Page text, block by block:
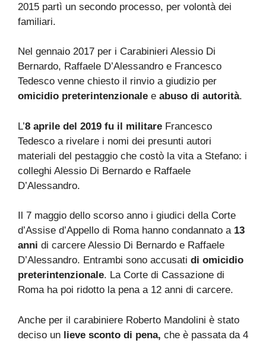
2015 partì un secondo processo, per volontà dei
familiari.
Nel gennaio 2017 per i Carabinieri Alessio Di
Bernardo, Raffaele D’Alessandro e Francesco
Tedesco venne chiesto il rinvio a giudizio per
omicidio preterintenzionale e abuso di autorità.
L’8 aprile del 2019 fu il militare Francesco
Tedesco a rivelare i nomi dei presunti autori
materiali del pestaggio che costò la vita a Stefano: i
colleghi Alessio Di Bernardo e Raffaele
D’Alessandro.
Il 7 maggio dello scorso anno i giudici della Corte
d’Assise d’Appello di Roma hanno condannato a 13
anni di carcere Alessio Di Bernardo e Raffaele
D’Alessandro. Entrambi sono accusati di omicidio
preterintenzionale. La Corte di Cassazione di
Roma ha poi ridotto la pena a 12 anni di carcere.
Anche per il carabiniere Roberto Mandolini è stato
deciso un lieve sconto di pena, che è passata da 4